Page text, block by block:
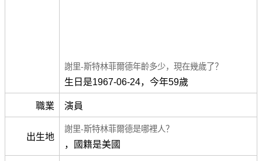
謝里-斯特林菲爾德年齡多少，現在幾歲了？
生日是1967-06-24，今年59歲
職業 演員
出生地
謝里-斯特林菲爾德是哪裡人？
，國籍是美國